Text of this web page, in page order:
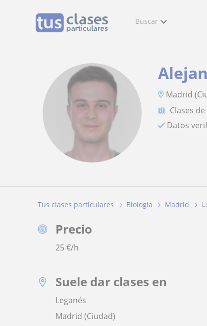
Buscar
Madrid
Clases
Datos
Tus clases particulares Biología Madrid
Precio
25€/h
Suele dar clases en
Leganés
Madrid (Ciudad)